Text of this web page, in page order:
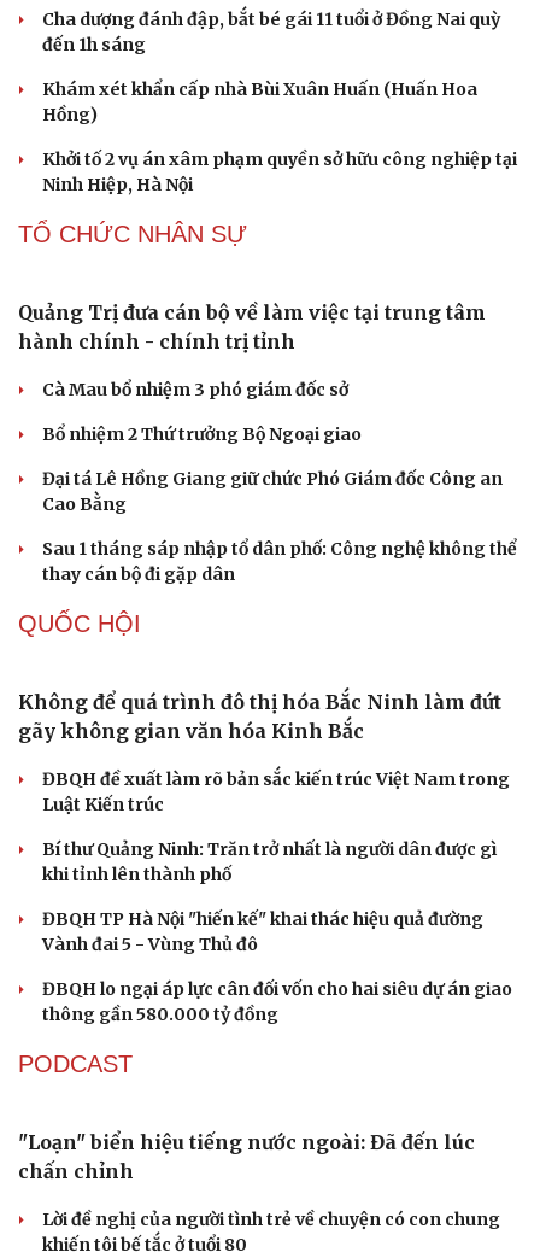
Tư vấn
Săn Tour
Câu chuyện thời sự
Kể chuyện cho bé
Cha dượng đánh đập, bắt bé gái 11 tuổi ở Đồng Nai quỳ
đến 1h sáng
Khám xét khẩn cấp nhà Bùi Xuân Huấn (Huấn Hoa
Hồng)
Khởi tố 2 vụ án xâm phạm quyền sở hữu công nghiệp tại
Ninh Hiệp, Hà Nội
TỔ CHỨC NHÂN SỰ
Quảng Trị đưa cán bộ về làm việc tại trung tâm
hành chính - chính trị tỉnh
Cà Mau bổ nhiệm 3 phó giám đốc sở
Bổ nhiệm 2 Thứ trưởng Bộ Ngoại giao
Đại tá Lê Hồng Giang giữ chức Phó Giám đốc Công an
Cao Bằng
Sau 1 tháng sáp nhập tổ dân phố: Công nghệ không thể
thay cán bộ đi gặp dân
QUỐC HỘI
Không để quá trình đô thị hóa Bắc Ninh làm đứt
gãy không gian văn hóa Kinh Bắc
ĐBQH đề xuất làm rõ bản sắc kiến trúc Việt Nam trong
Luật Kiến trúc
Bí thư Quảng Ninh: Trăn trở nhất là người dân được gì
khi tỉnh lên thành phố
ĐBQH TP Hà Nội "hiến kế" khai thác hiệu quả đường
Vành đai 5 - Vùng Thủ đô
ĐBQH lo ngại áp lực cân đối vốn cho hai siêu dự án giao
thông gần 580.000 tỷ đồng
PODCAST
"Loạn" biển hiệu tiếng nước ngoài: Đã đến lúc
chấn chỉnh
Lời đề nghị của người tình trẻ về chuyện có con chung
khiến tôi bế tắc ở tuổi 80